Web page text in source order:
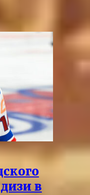
в